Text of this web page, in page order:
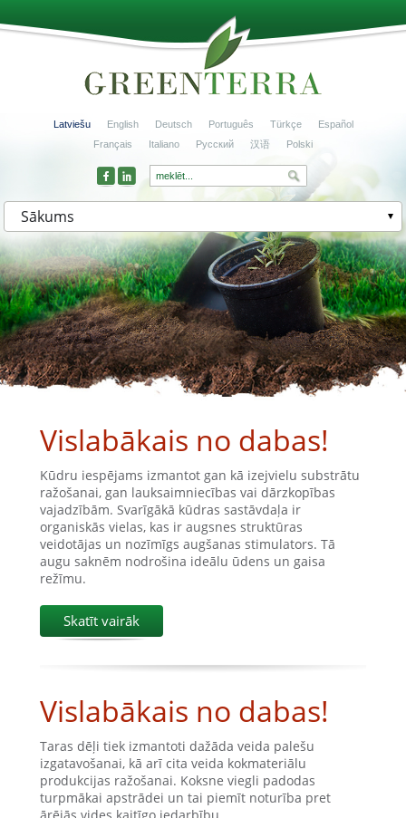
Latviešu English Deutsch Português Türkçe
Español
Français
Italiano Русский 汉语 Polski
Sākums
Vislabākais no dabas!
Kūdru iespējams izmantot gan kā izejvielu substrātu
ražošanai, gan lauksaimniecības vai dārzkopības
vajadzībām. Svarīgākā kūdras sastāvdaļa ir
organiskās vielas, kas ir augsnes struktūras
veidotājas un nozīmīgs augšanas stimulators. Tā
augu saknēm nodrošina ideālu ūdens un gaisa
režīmu.
Skatīt vairāk
Vislabākais no dabas!
Taras dēļi tiek izmantoti dažāda veida palešu
izgatavošanai, kā arī cita veida kokmateriālu
produkcijas ražošanai. Koksne viegli padodas
turpmākai apstrādei un tai piemīt noturība pret